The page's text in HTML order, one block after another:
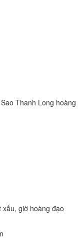
Thanh Long hoàng
giờ hoàng đạo